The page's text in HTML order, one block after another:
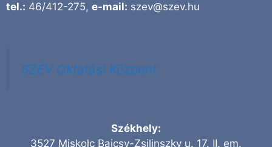
tel.: 46/412-275, e-mail: szev@szev.hu
SZÉV Oktatási Központ
Székhely:
3527 Miskolc Bajcsy-Zsilinszky u. 17. II. em.